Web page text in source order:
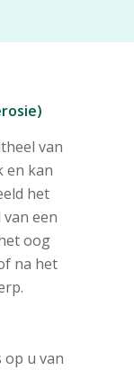
van
en kan
het
een
oog
na het
u van